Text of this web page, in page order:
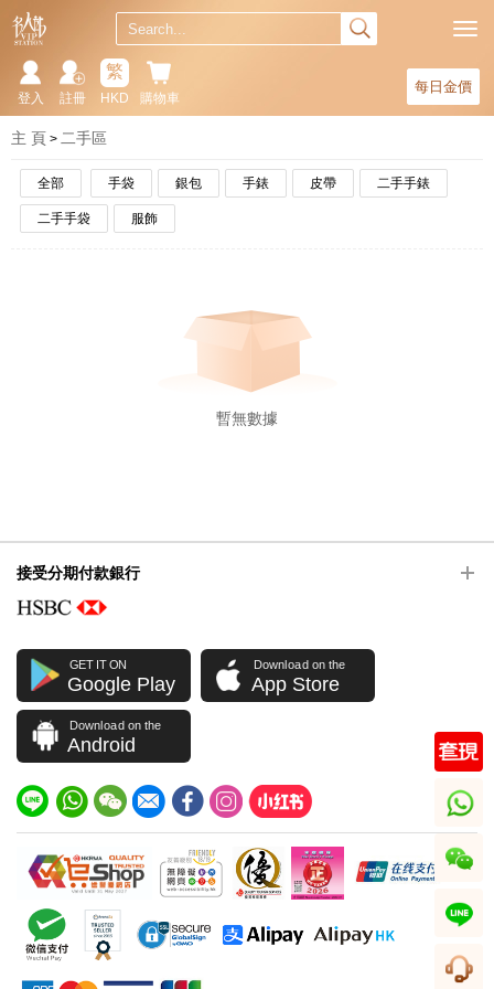
每日金價
購物車
繁
HKD
註冊
登入
主 頁 二手區
全部 手袋 銀包 手錶 皮帶 二手手錶
二手手袋 服飾
暫無數據
接受分期付款銀行
GET IT ON
Google Play
Download on the
App Store
Download on the
Android
whatsapp